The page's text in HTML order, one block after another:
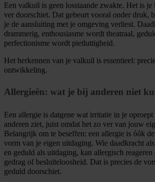
Een valkuil is geen losstaande zwakte. Het is
ver doorschiet. Dat gebeurt vooral onder druk,
je de aansluiting met je omgeving verliest.
drammerig, enthousiasme wordt theatraal,
perfectionisme wordt pietluttigheid.
Het herkennen van je valkuil is essentieel:
ontwikkeling.
Allergieën: wat je bij anderen niet
Een allergie is datgene wat irritatie in je
anderen ziet, juist omdat het zo ver van jouw
Belangrijk om te beseffen: een allergie is óók
vorm van je eigen uitdaging. Wie daadkracht
en geduld als uitdaging, kan allergisch
gedrag of besluiteloosheid. Dat is precies de
geduld doorschiet.